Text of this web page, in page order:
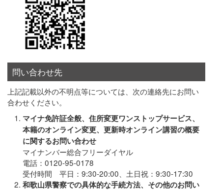
問い合わせ先
上記記載以外の不明点等については、次の連絡先にお問い
合わせください。
マイナ免許証全般、住所変更ワンストップサービス、
本籍のオンライン変更、更新時オンライン講習の概要
に関するお問い合わせ
マイナンバー総合フリーダイヤル
電話：0120-95-0178
受付時間 平日：9:30-20:00、土日祝：9:30-17:30
和歌山県警察での具体的な手続方法、その他のお問い